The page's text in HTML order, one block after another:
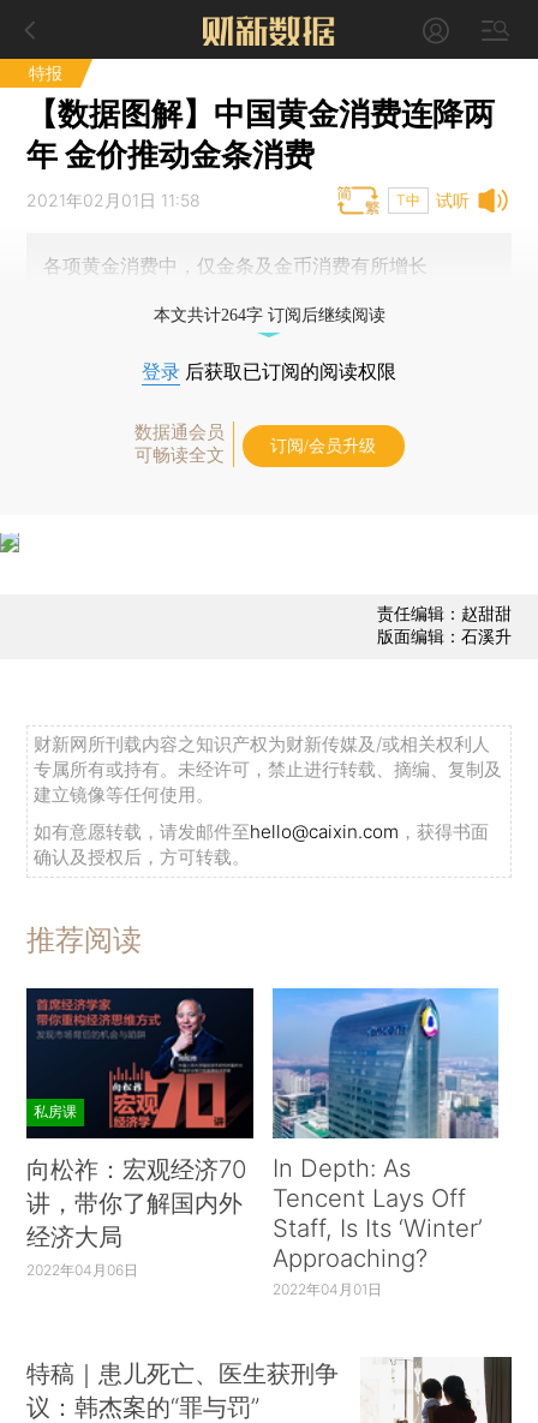
特报
【数据图解】中国黄金消费连降两
年 金价推动金条消费
试听
2021年02月01日 11:58 T中
各项黄金消费中，仅金条及金币消费有所增长
本文共计264字 订阅后继续阅读
登录 后获取已订阅的阅读权限
数据通会员
可畅读全文
订阅/会员升级
责任编辑：赵甜甜
版面编辑：石溪升
财新网所刊载内容之知识产权为财新传媒及/或相关权利人
专属所有或持有。未经许可，禁止进行转载、摘编、复制及
建立镜像等任何使用。
如有意愿转载，请发邮件至hello@caixin.com ，获得书面
确认及授权后，方可转载。
推荐阅读
私房课
向松祚：宏观经济70
讲，带你了解国内外
经济大局
2022年04月06日
In Depth: As
Tencent Lays Off
Staff, Is Its ‘Winter’
Approaching?
2022年04月01日
特稿｜患儿死亡、医生获刑争
议：韩杰案的“罪与罚”